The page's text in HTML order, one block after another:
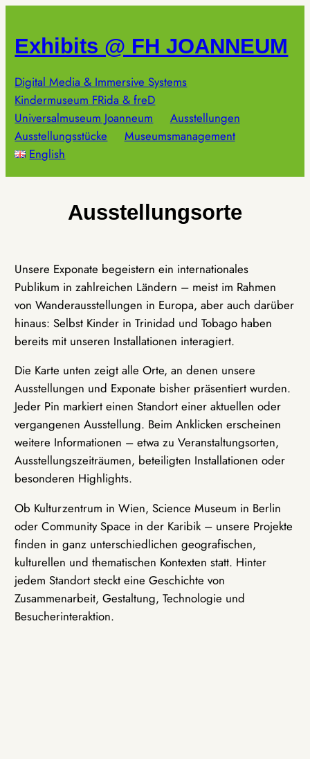
springen
Exhibits @ FH JOANNEUM
Digital Media & Immersive Systems
Kindermuseum FRida & freD
Universalmuseum Joanneum
Ausstellungen
Ausstellungsstücke
Museumsmanagement
English
Ausstellungsorte
Unsere Exponate begeistern ein internationales
Publikum in zahlreichen Ländern – meist im Rahmen
von Wanderausstellungen in Europa, aber auch darüber
hinaus: Selbst Kinder in Trinidad und Tobago haben
bereits mit unseren Installationen interagiert.
Die Karte unten zeigt alle Orte, an denen unsere
Ausstellungen und Exponate bisher präsentiert wurden.
Jeder Pin markiert einen Standort einer aktuellen oder
vergangenen Ausstellung. Beim Anklicken erscheinen
weitere Informationen – etwa zu Veranstaltungsorten,
Ausstellungszeiträumen, beteiligten Installationen oder
besonderen Highlights.
Ob Kulturzentrum in Wien, Science Museum in Berlin
oder Community Space in der Karibik – unsere Projekte
finden in ganz unterschiedlichen geografischen,
kulturellen und thematischen Kontexten statt. Hinter
jedem Standort steckt eine Geschichte von
Zusammenarbeit, Gestaltung, Technologie und
Besucherinteraktion.